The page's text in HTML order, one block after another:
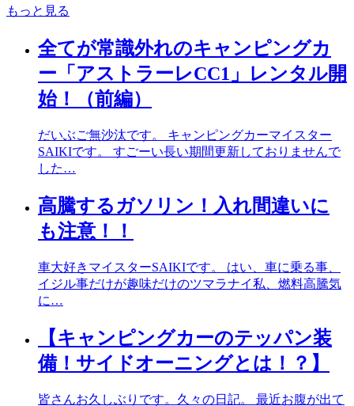
もっと見る
全てが常識外れのキャンピングカ
ー「アストラーレCC1」レンタル開
始！（前編）
だいぶご無沙汰です。 キャンピングカーマイスター
SAIKIです。 すごーい長い期間更新しておりませんで
した…
高騰するガソリン！入れ間違いに
も注意！！
車大好きマイスターSAIKIです。 はい、車に乗る事、
イジル事だけが趣味だけのツマラナイ私、燃料高騰気
に…
【キャンピングカーのテッパン装
備！サイドオーニングとは！？】
皆さんお久しぶりです。久々の日記。 最近お腹が出て